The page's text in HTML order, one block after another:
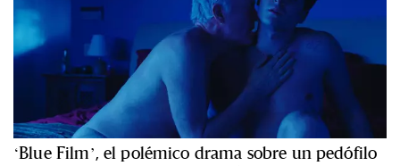
‘Blue Film’, el polémico drama sobre un pedófilo